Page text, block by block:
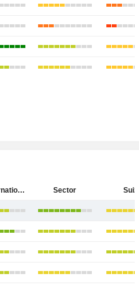
EFG International AG Sector Suiza